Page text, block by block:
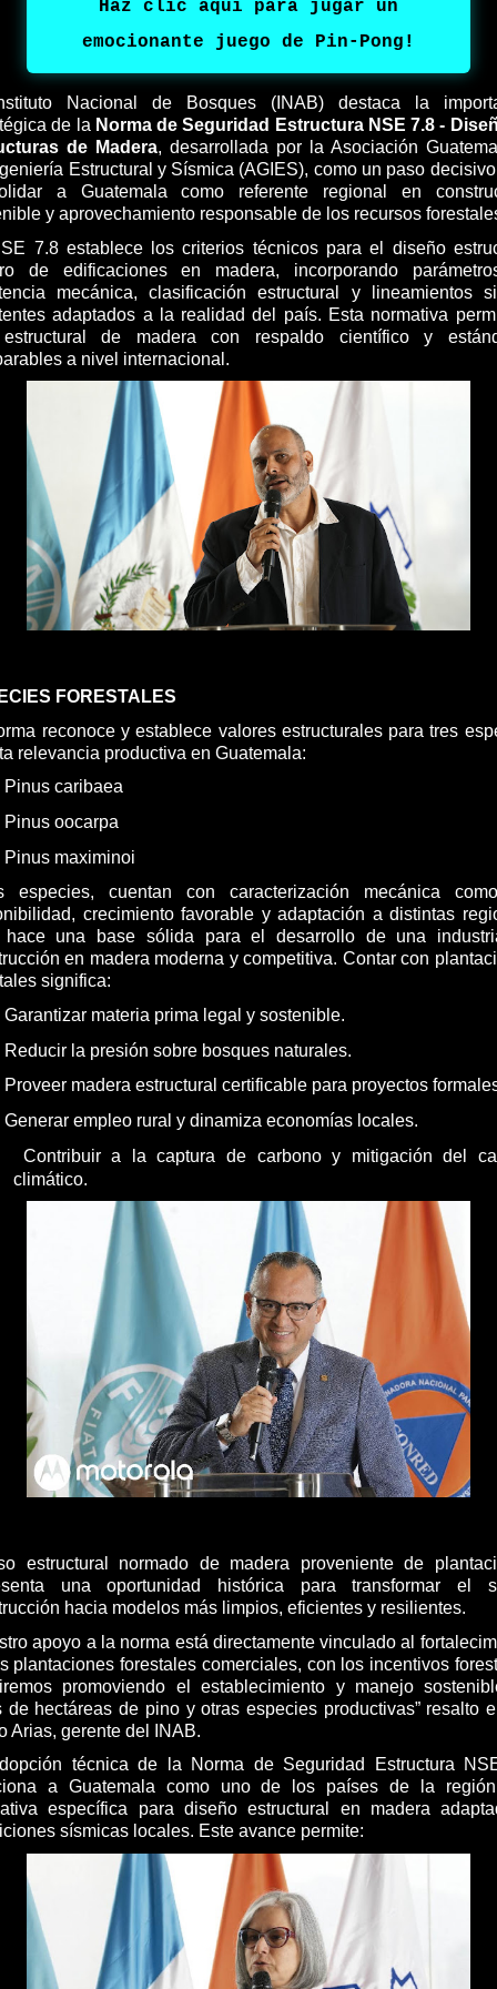
Haz clic aqui para jugar un
emocionante juego de Pin-Pong!
Nacional de Bosques (INAB) destaca la
de la Norma de Seguridad Estructura NSE 7.8 -
de Madera, desarrollada por la Asociación
Estructural y Sísmica (AGIES), como un paso
a Guatemala como referente regional en
y aprovechamiento responsable de los recursos
7.8 establece los criterios técnicos para el diseño
de edificaciones en madera, incorporando
mecánica, clasificación estructural y lineamientos
adaptados a la realidad del país. Esta normativa
de madera con respaldo científico y
a nivel internacional.
FORESTALES
reconoce y establece valores estructurales para tres
relevancia productiva en Guatemala:
Pinus caribaea
Pinus oocarpa
Pinus maximinoi
especies, cuentan con caracterización mecánica
crecimiento favorable y adaptación a distintas
hace una base sólida para el desarrollo de una
en madera moderna y competitiva. Contar con
significa:
Garantizar materia prima legal y sostenible.
Reducir la presión sobre bosques naturales.
Proveer madera estructural certificable para proyectos
Generar empleo rural y dinamiza economías locales.
Contribuir a la captura de carbono y mitigación del
climático.
estructural normado de madera proveniente de
una oportunidad histórica para transformar el
hacia modelos más limpios, eficientes y resilientes.
apoyo a la norma está directamente vinculado al
plantaciones forestales comerciales, con los incentivos
promoviendo el establecimiento y manejo
de hectáreas de pino y otras especies productivas” resalto
Arias, gerente del INAB.
técnica de la Norma de Seguridad Estructura
a Guatemala como uno de los países de la
específica para diseño estructural en madera
sísmicas locales. Este avance permite: